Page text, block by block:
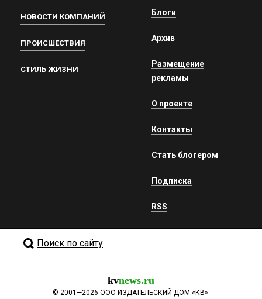
НОВОСТИ КОМПАНИЙ
ПРОИСШЕСТВИЯ
СТИЛЬ ЖИЗНИ
Блоги
Архив
Размещение
рекламы
О проекте
Контакты
Стать блогером
Подписка
RSS
Поиск по сайту
kvnews.ru
© 2001—2026 ООО ИЗДАТЕЛЬСКИЙ ДОМ «КВ».